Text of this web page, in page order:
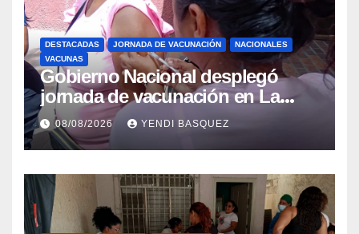
DESTACADAS JORNADA DE VACUNACIÓN
NACIONALES
VACUNAS
Gobierno Nacional desplegó
jornada de vacunación en La
Guaira para garantizar protección
epidemiológica
08/08/2026 YENDI BASQUEZ